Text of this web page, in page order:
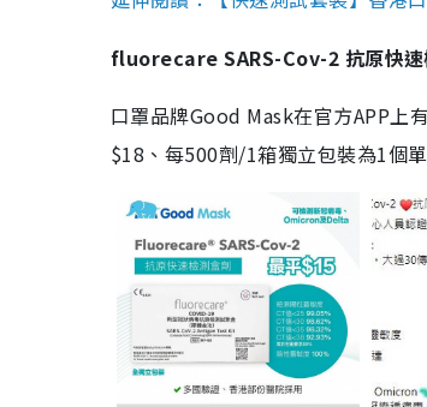
fluorecare SARS-Cov-2 抗原快速
口罩品牌Good Mask在官方APP上
$18、每500劑/1箱獨立包裝為1個